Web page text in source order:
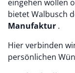
eingehen wollen
bietet Walbusch
Manufaktur .
Hier verbinden
persönlichen